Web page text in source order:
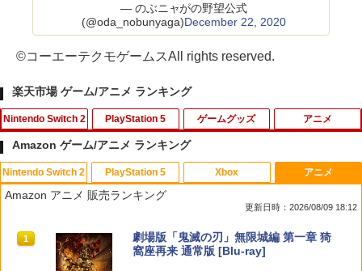
— のぶニャがの野望公式
(@oda_nobunyaga)December 22, 2020
©コーエーテクモゲームスAll rights reserved.
楽天市場 ゲーム/アニメ ランキング
Nintendo Switch 2
1 Nintendo Switch 2 オールインボックス
PlayStation 5
1
【特典】Marvel’s Wolverine(【早期購
入封入特典】DLC)
ゲームグッズ
1
【中古】「俺の妹がこんなに可愛いわけ
がない ポータブル」ずっとこのまま♪パ
ック( 特典なし ) - PSP
￥549
アニメ
1
ゾンビランドサガLIVE～フランシュシュ
ゆめぎんがフェスティバル～【Blu-ra
￥7,920
Amazon ゲーム/アニメ ランキング
Nintendo Switch 2
1
スプラトゥーン レイダース|オンライン
コード版
PlayStation 5
1
PlayStation 5 デジタル・エディション
日本語専用 Console Language: Japan
Xbox
1
【純正品】Xbox ワイヤレス コントロー
ラー + USB-C® ケーブル
アニメ
Amazon アニメ 販売ランキング
更新日時：2026/08/09 18:12
1
劇場版「鬼滅の刃」無限城編 第一章 猗
窩座再来 通常版 [Blu-ray]